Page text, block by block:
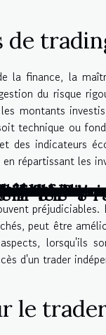
de
la finance, la
du risque
montants
technique ou
des indicateurs
répartissant les
également un
peut être
lorsqu'ils
d'un trader
le
à vos
changes
le trading
?
court terme
en ligne
pratique
au
pratique